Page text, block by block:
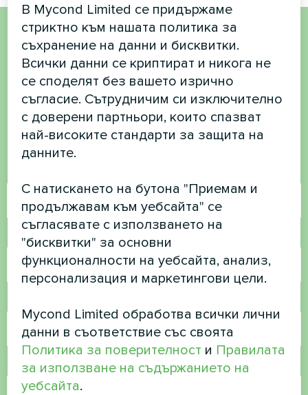
Искате да купите или
имате въпроси?
Свържете се с нас и ние ще ви
помогнем
Телефонен номер
Коментар
В Mycond Limited се придържаме
стриктно към нашата политика за
съхранение на данни и бисквитки.
Всички данни се криптират и никога не
се споделят без вашето изрично
съгласие. Сътрудничим си изключително
с доверени партньори, които спазват
най-високите стандарти за защита на
данните.
С натискането на бутона "Приемам и
продължавам към уебсайта" се
съгласявате с използването на
"бисквитки" за основни
функционалности на уебсайта, анализ,
персонализация и маркетингови цели.
Mycond Limited обработва всички лични
данни в съответствие със своята
Политика за поверителност и Правилата
за използване на съдържанието на
уебсайта.